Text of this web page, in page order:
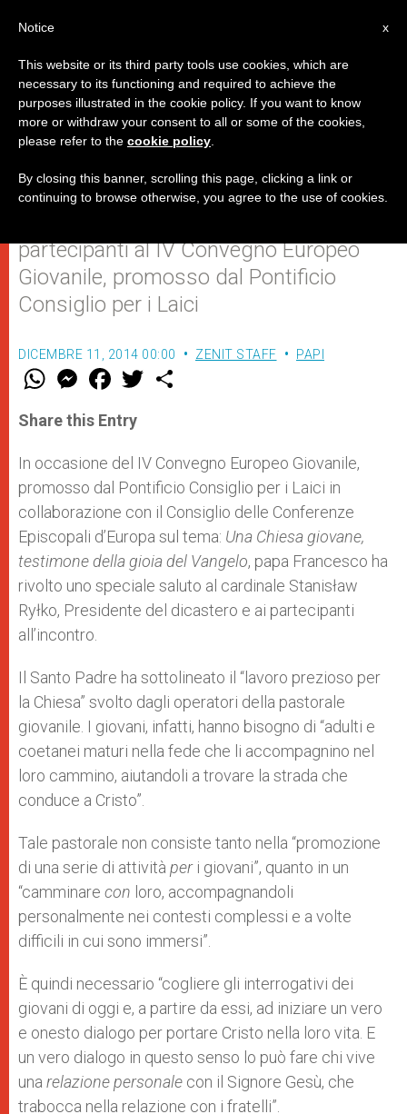
Il Papa ai giovani: "L'Europa ha
bisogno di riscoprire Cristo"
partecipanti al IV Convegno Europeo
Giovanile, promosso dal Pontificio
Consiglio per i Laici
DICEMBRE 11, 2014 00:00 ZENIT STAFF PAPI
W
t
s
p
p
M
e
s
e
g
e
r
F
a
e
b
o
k
w
r
Share this Entry
In occasione del IV Convegno Europeo Giovanile,
promosso dal Pontificio Consiglio per i Laici in
collaborazione con il Consiglio delle Conferenze
Episcopali d’Europa sul tema: Una Chiesa giovane,
testimone della gioia del Vangelo, papa Francesco ha
rivolto uno speciale saluto al cardinale Stanisław
Ryłko, Presidente del dicastero e ai partecipanti
all’incontro.
Il Santo Padre ha sottolineato il “lavoro prezioso per
la Chiesa” svolto dagli operatori della pastorale
giovanile. I giovani, infatti, hanno bisogno di “adulti e
coetanei maturi nella fede che li accompagnino nel
loro cammino, aiutandoli a trovare la strada che
conduce a Cristo”.
Tale pastorale non consiste tanto nella “promozione
di una serie di attività peri giovani”, quanto in un
“camminare con loro, accompagnandoli
personalmente nei contesti complessi e a volte
difficili in cui sono immersi”.
È quindi necessario “cogliere gli interrogativi dei
giovani di oggi e, a partire da essi, ad iniziare un vero
e onesto dialogo per portare Cristo nella loro vita. E
un vero dialogo in questo senso lo può fare chi vive
una relazione personale con il Signore Gesù, che
trabocca nella relazione con i fratelli”.
x
Notice
This website or its third party tools use cookies, which are
necessary to its functioning and required to achieve the
purposes illustrated in the cookie policy. If you want to know
more or withdraw your consent to all or some of the cookies,
please refer to the cookie policy
By closing this banner, scrolling this page, clicking a link or
continuing to browse otherwise, you agree to the use of cookies.